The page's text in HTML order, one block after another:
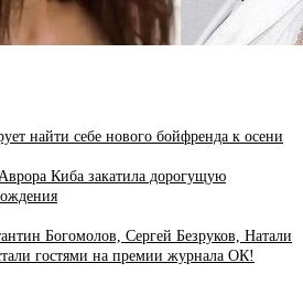
найти себе нового бойфренда к осени
Киба закатила дорогущую
Богомолов, Сергей Безруков, Натали
гостями на премии журнала ОК!